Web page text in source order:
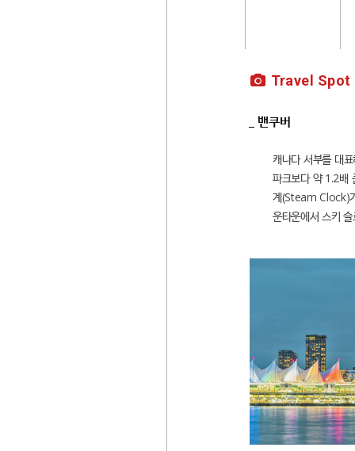
Travel Spot
_ 밴쿠버
캐나다 서부를 대
파크보다 약 1.2배
계(Steam Clock)
운타운에서 스키